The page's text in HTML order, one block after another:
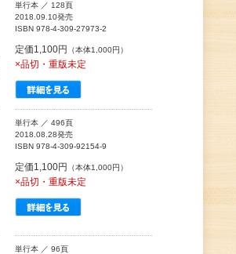
単行本 ／ 128頁
2018.09.10発売
ISBN 978-4-309-27973-2
定価1,100円 （本体1,000円）
×品切・重版未定
単行本 ／ 496頁
2018.08.28発売
ISBN 978-4-309-92154-9
定価1,100円 （本体1,000円）
×品切・重版未定
単行本 ／ 96頁